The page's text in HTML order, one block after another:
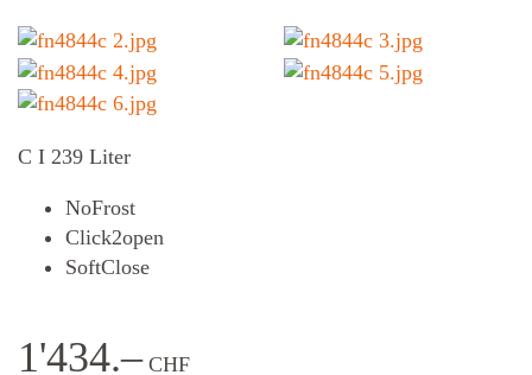
C I 239 Liter
NoFrost
Click2open
SoftClose
1'434.–CHF